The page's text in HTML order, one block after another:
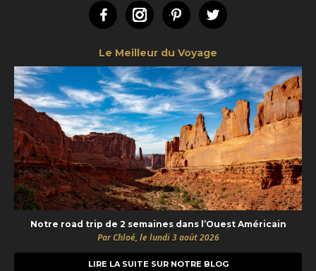
FacebookInstagramPinterestTwitter
Le Meilleur du Voyage
Notre road trip de 2 semaines dans l’Ouest Américain
Par Chloé, le lundi 3 août 2026
LIRE LA SUITE SUR NOTRE BLOG